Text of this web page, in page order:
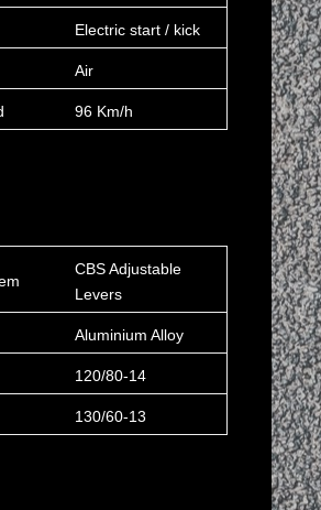
Electric start / kick
Air
96 Km/h
CBS Adjustable
Levers
Aluminium Alloy
120/80-14
130/60-13